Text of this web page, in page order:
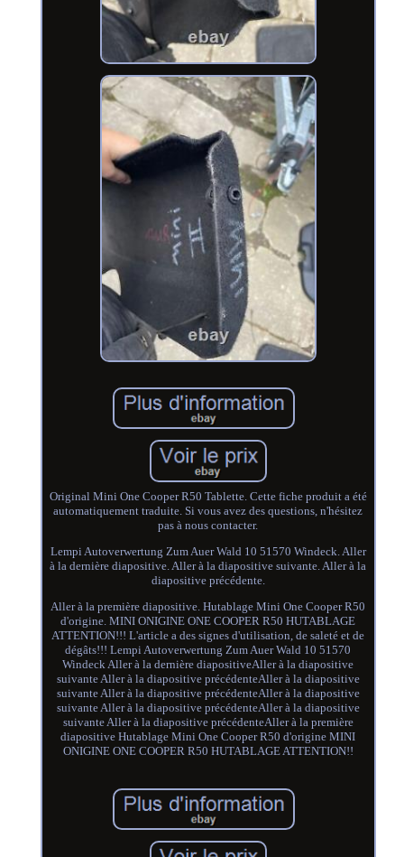
Original Mini One Cooper R50 Tablette. Cette fiche produit a été
automatiquement traduite. Si vous avez des questions, n'hésitez
pas à nous contacter.
Lempi Autoverwertung Zum Auer Wald 10 51570 Windeck. Aller
à la dernière diapositive. Aller à la diapositive suivante. Aller à la
diapositive précédente.
Aller à la première diapositive. Hutablage Mini One Cooper R50
d'origine. MINI ONIGINE ONE COOPER R50 HUTABLAGE
ATTENTION!!! L'article a des signes d'utilisation, de saleté et de
dégâts!!! Lempi Autoverwertung Zum Auer Wald 10 51570
Windeck Aller à la dernière diapositiveAller à la diapositive
suivante Aller à la diapositive précédenteAller à la diapositive
suivante Aller à la diapositive précédenteAller à la diapositive
suivante Aller à la diapositive précédenteAller à la diapositive
suivante Aller à la diapositive précédenteAller à la première
diapositive Hutablage Mini One Cooper R50 d'origine MINI
ONIGINE ONE COOPER R50 HUTABLAGE ATTENTION!!